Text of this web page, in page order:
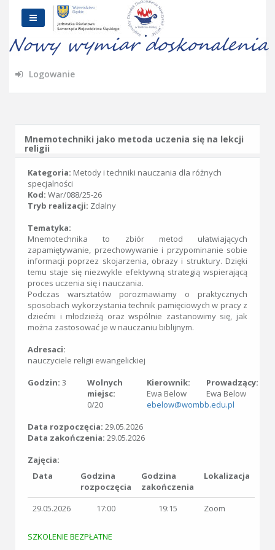
Logowanie
Mnemotechniki jako metoda uczenia się na lekcji
religii
Kategoria: Metody i techniki nauczania dla różnych
specjalności
Kod: War/088/25-26
Tryb realizacji: Zdalny
Tematyka:
Mnemotechnika to zbiór metod ułatwiających
zapamiętywanie, przechowywanie i przypominanie sobie
informacji poprzez skojarzenia, obrazy i struktury. Dzięki
temu staje się niezwykle efektywną strategią wspierającą
proces uczenia się i nauczania.
Podczas warsztatów porozmawiamy o praktycznych
sposobach wykorzystania technik pamięciowych w pracy z
dziećmi i młodzieżą oraz wspólnie zastanowimy się, jak
można zastosować je w nauczaniu biblijnym.
Adresaci:
nauczyciele religii ewangelickiej
Godzin: 3
Wolnych
miejsc:
0/20
Kierownik:
Ewa Below
ebelow@wombb.edu.pl
Prowadzący:
Ewa Below
Data rozpoczęcia: 29.05.2026
Data zakończenia: 29.05.2026
Zajęcia:
Data
Godzina
rozpoczęcia
Godzina
zakończenia
Lokalizacja
29.05.2026 17:00 19:15 Zoom
SZKOLENIE BEZPŁATNE